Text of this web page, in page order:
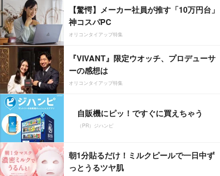
【驚愕】メーカー社員が推す「10万円台」
神コスパPC
オリコンタイアップ特集
『VIVANT』限定ウオッチ、プロデューサ
ーの感想は
オリコンタイアップ特集
自販機にピッ！ですぐに買えちゃう
（PR）ジハンピ
朝1分貼るだけ！ミルクピールで一日中ず
っとうるツヤ肌